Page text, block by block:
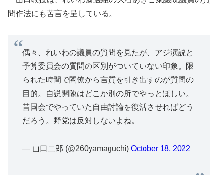
問作法にも苦言を呈している。
偶々、れいわの議員の質問を見たが、アジ演説と
予算委員会の質問の区別がついていない印象。限
られた時間で閣僚から言質を引き出すのが質問の
目的。自説開陳はどこか別の所でやっとほしい。
昔国会でやっていた自由討論を復活させればどう
だろう。野党は反対しないよね。
— 山口二郎 (@260yamaguchi) October 18, 2022